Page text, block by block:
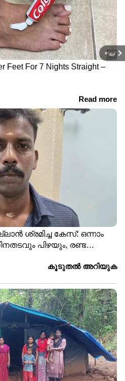
NEXT